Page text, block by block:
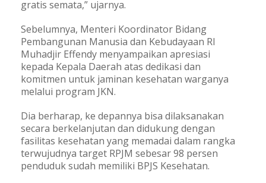
gratis semata,” ujarnya.
Sebelumnya, Menteri Koordinator Bidang
Pembangunan Manusia dan Kebudayaan RI
Muhadjir Effendy menyampaikan apresiasi
kepada Kepala Daerah atas dedikasi dan
komitmen untuk jaminan kesehatan warganya
melalui program JKN.
Dia berharap, ke depannya bisa dilaksanakan
secara berkelanjutan dan didukung dengan
fasilitas kesehatan yang memadai dalam rangka
terwujudnya target RPJM sebesar 98 persen
penduduk sudah memiliki BPJS Kesehatan.